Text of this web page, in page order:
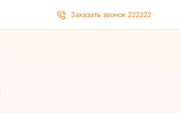
Заказать звонок 222222